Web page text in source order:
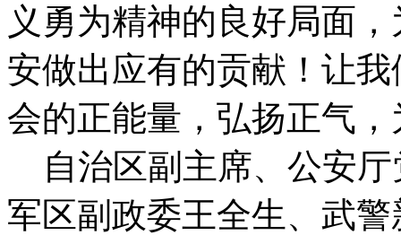
义勇为精神的良好局面
安做出应有的贡献！让
会的正能量，弘扬正气
自治区副主席、公安厅
军区副政委王全生、武